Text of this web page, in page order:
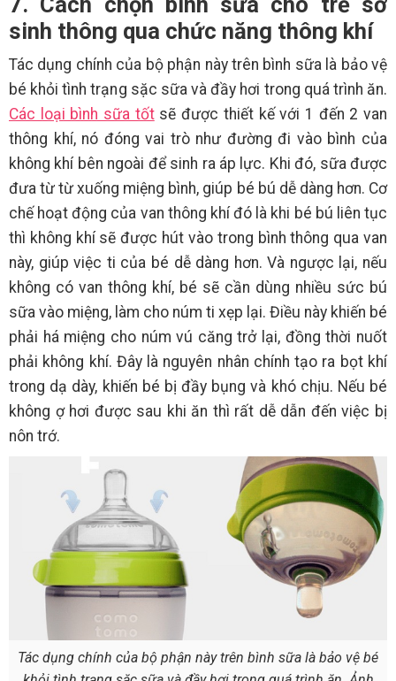
sinh thông qua chức năng thông khí
Tác dụng chính của bộ phận này trên bình sữa là bảo vệ
bé khỏi tình trạng sặc sữa và đầy hơi trong quá trình ăn.
Các loại bình sữa tốtsẽ được thiết kế với 1 đến 2 van
thông khí, nó đóng vai trò như đường đi vào bình của
không khí bên ngoài để sinh ra áp lực. Khi đó, sữa được
đưa từ từ xuống miệng bình, giúp bé bú dễ dàng hơn. Cơ
chế hoạt động của van thông khí đó là khi bé bú liên tục
thì không khí sẽ được hút vào trong bình thông qua van
này, giúp việc ti của bé dễ dàng hơn. Và ngược lại, nếu
không có van thông khí, bé sẽ cần dùng nhiều sức bú
sữa vào miệng, làm cho núm ti xẹp lại. Điều này khiến bé
phải há miệng cho núm vú căng trở lại, đồng thời nuốt
phải không khí. Đây là nguyên nhân chính tạo ra bọt khí
trong dạ dày, khiến bé bị đầy bụng và khó chịu. Nếu bé
không ợ hơi được sau khi ăn thì rất dễ dẫn đến việc bị
nôn trớ.
Tác dụng chính của bộ phận này trên bình sữa là bảo vệ bé